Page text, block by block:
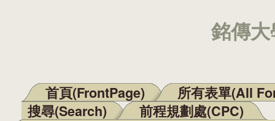
銘傳
主選單
首頁(FrontPage)
所有表單(All
搜尋(Search)
前程規劃處(CPC)